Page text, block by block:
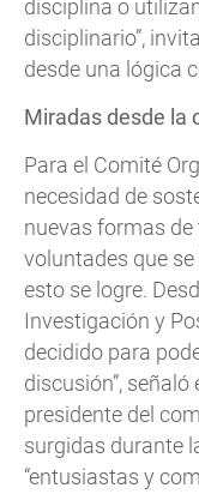
disciplina o
disciplinario”,
desde una lógica
Miradas desde la
Para el Comité
necesidad de
nuevas formas
voluntades que
esto se logre.
Investigación y
decidido para
discusión”,
presidente del
surgidas durante
“entusiastas y